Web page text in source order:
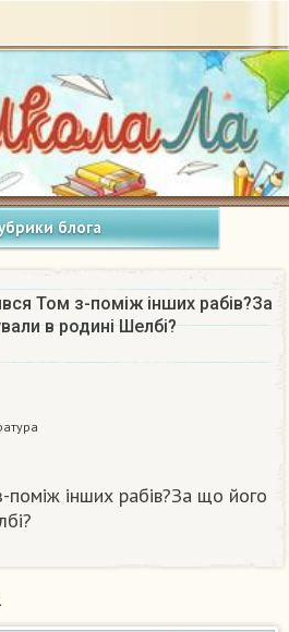
блога
Том з-поміж інших рабів?За
в родині Шелбі?​
поміж інших рабів?За що його